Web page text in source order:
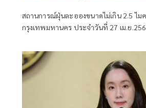
สถานการณ์ฝุ่นละอองขนาดไม่เกิน 2.5 ไม
กรุงเทพมหานคร ประจำวันที่ 27 เม.ย